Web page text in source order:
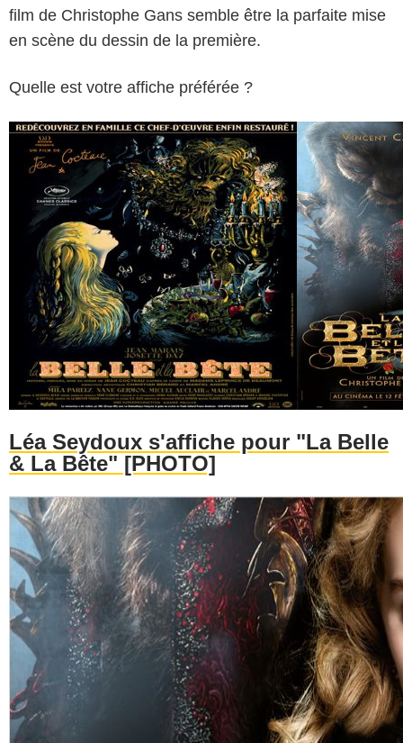
film de Christophe Gans semble être la parfaite mise
en scène du dessin de la première.
Quelle est votre affiche préférée ?
Léa Seydoux s'affiche pour "La Belle
& La Bête" [PHOTO]